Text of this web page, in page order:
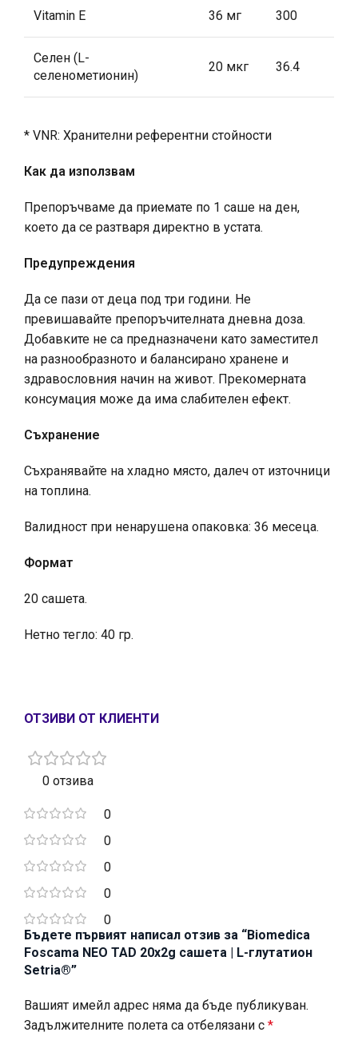
Vitamin E 36 мг 300
Селен (L-
селенометионин)
20 мкг 36.4
* VNR: Хранителни референтни стойности
Как да използвам
Препоръчваме да приемате по 1 саше на ден,
което да се разтваря директно в устата.
Предупреждения
Да се ​​пази от деца под три години. Не
превишавайте препоръчителната дневна доза.
Добавките не са предназначени като заместител
на разнообразното и балансирано хранене и
здравословния начин на живот. Прекомерната
консумация може да има слабителен ефект.
Съхранение
Съхранявайте на хладно място, далеч от източници
на топлина.
Валидност при ненарушена опаковка: 36 месеца.
Формат
20 сашета.
Нетно тегло: 40 гр.
ОТЗИВИ ОТ КЛИЕНТИ
0 отзива
0
0
0
0
0
Бъдете първият написал отзив за “Biomedica
Foscama NEO TAD 20x2g сашета | L-глутатион
Setria®”
Вашият имейл адрес няма да бъде публикуван.
Задължителните полета са отбелязани с *